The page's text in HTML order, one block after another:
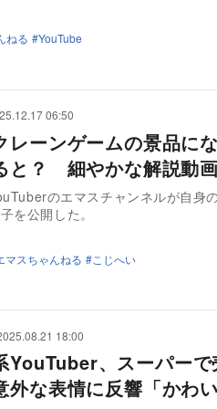
ねる YouTube
06:50
レーンゲームの景品に
と？ 細やかな解説動
のエマスチャンネルが自身
を公開した。
マスちゃんねる こじへい
18:00
YouTuber、スーパー
な表情に反響「かわい